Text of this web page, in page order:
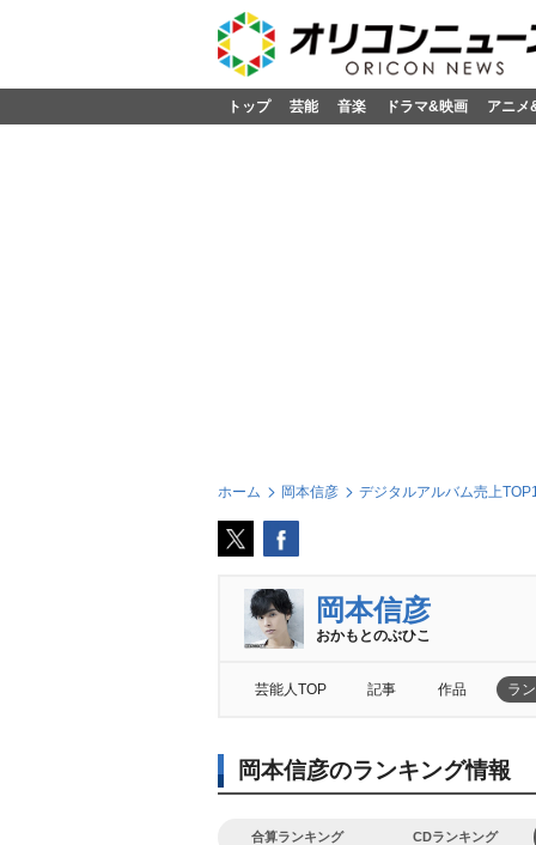
トップ 芸能 音楽 ドラマ&映画 アニメ
ホーム 岡本信彦 デジタルアルバム売上
岡本信彦
おかもとのぶひこ
芸能人TOP 記事 作品 ラ
岡本信彦のランキング情報
合算ランキング CDランキング